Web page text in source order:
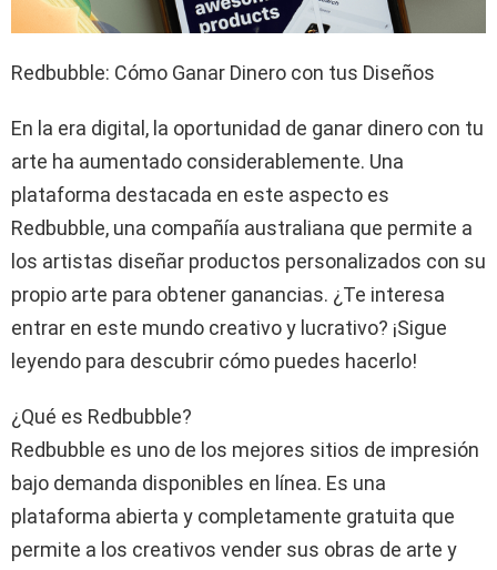
Redbubble: Cómo Ganar Dinero con tus Diseños
En la era digital, la oportunidad de ganar dinero con tu
arte ha aumentado considerablemente. Una
plataforma destacada en este aspecto es
Redbubble, una compañía australiana que permite a
los artistas diseñar productos personalizados con su
propio arte para obtener ganancias. ¿Te interesa
entrar en este mundo creativo y lucrativo? ¡Sigue
leyendo para descubrir cómo puedes hacerlo!
¿Qué es Redbubble?
Redbubble es uno de los mejores sitios de impresión
bajo demanda disponibles en línea. Es una
plataforma abierta y completamente gratuita que
permite a los creativos vender sus obras de arte y